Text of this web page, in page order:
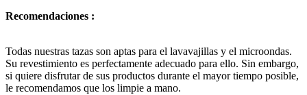
Recomendaciones :
Todas nuestras tazas son aptas para el lavavajillas y el microondas.
Su revestimiento es perfectamente adecuado para ello. Sin embargo,
si quiere disfrutar de sus productos durante el mayor tiempo posible,
le recomendamos que los limpie a mano.